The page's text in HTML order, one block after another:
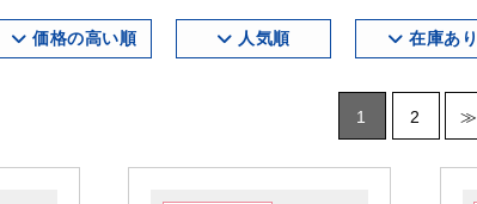
価格の高い順 人気順 在庫あり
1 2 ≫